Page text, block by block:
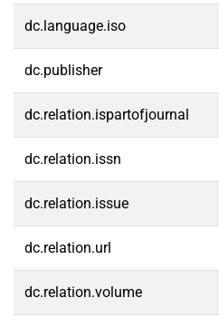
dc.language.iso
dc.publisher
dc.relation.ispartofjournal
dc.relation.issn
dc.relation.issue
dc.relation.url
dc.relation.volume